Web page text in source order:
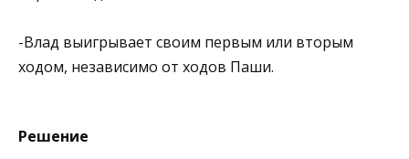
-Влад выигрывает своим первым или вторым
ходом, независимо от ходов Паши.
Решение